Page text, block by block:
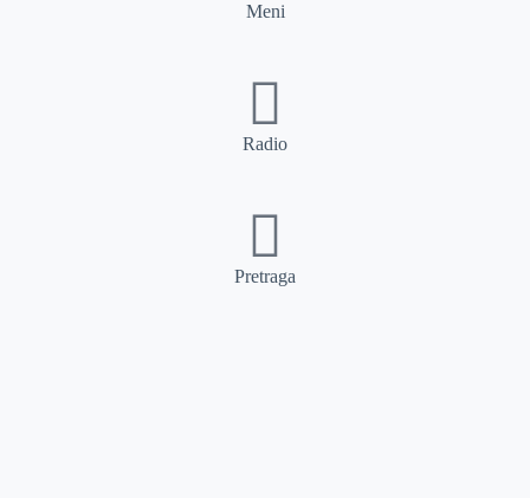
Meni
Radio
Pretraga